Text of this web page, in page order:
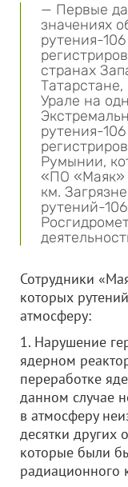
— Первые
значениях
рутения-
странах
Урале на
рутения-
Румынии,
«ПО «Маяк»
км.
рутений-
Сотрудники
которых
атмосферу:
1. Нарушение
ядерном
переработке
данном случае
в атмосферу
десятки других
которые были
радиационного